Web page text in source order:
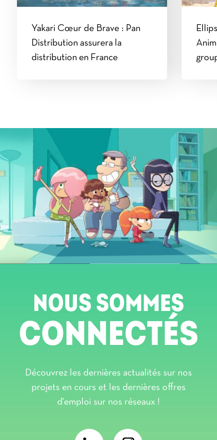
Yakari Cœur de Brave : Pan
Distribution assurera la
distribution en France
NOUS SOMMES
CONNECTÉS
Découvrez les dernières actualités sur nos
projets en cours et les dernières offres
d'emploi sur nos réseaux !